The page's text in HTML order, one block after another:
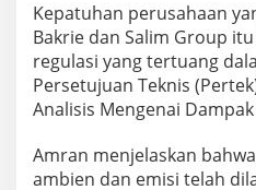
Kepatuhan perusahaan
Bakrie dan Salim Group
regulasi yang tertuang
Persetujuan Teknis
Analisis Mengenai
Amran menjelaskan
ambien dan emisi telah